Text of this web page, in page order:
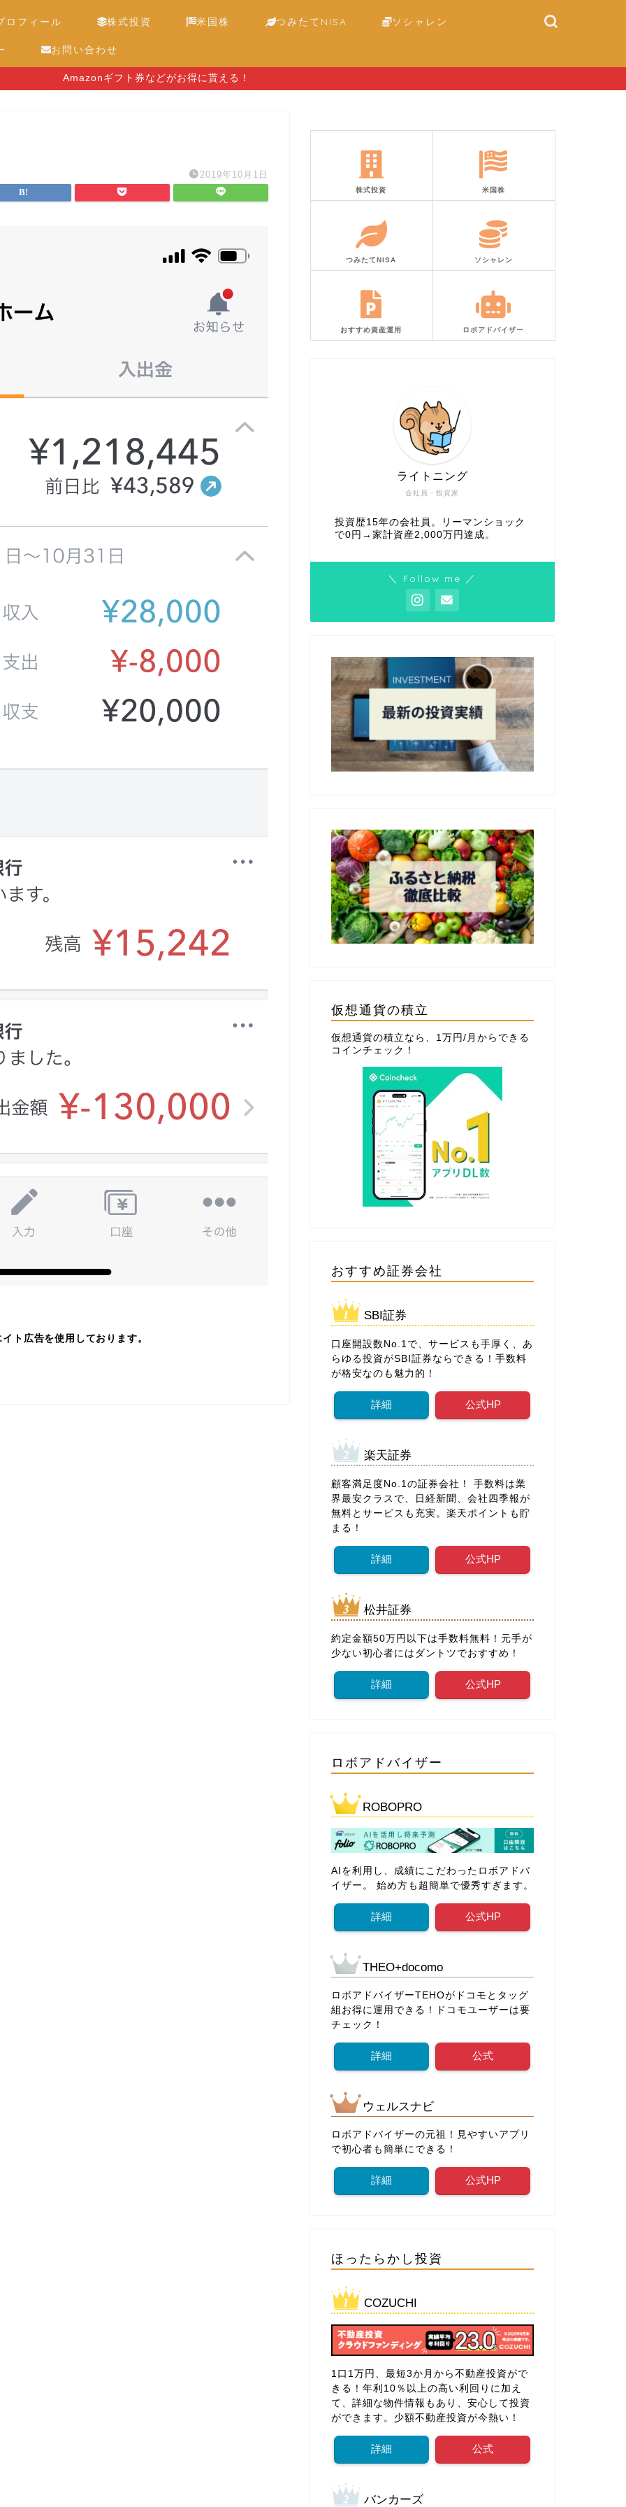
ロフィール 株式投資 米国株 つみたてNISA ソシャレン
お問い合わせ
Amazonギフト券などがお得に貰える！
2019年10月1日
ト広告を使用しております。
株式投資 米国株
つみたてNISA ソシャレン
おすすめ資産運用 ロボアドバイザー
会社員・投資家
ライトニング
投資歴15年の会社員。リーマンショック
で0円→家計資産2,000万円達成。
＼ Follow me ／
仮想通貨の積立
仮想通貨の積立なら、1万円/月からできる
コインチェック ！
おすすめ証券会社
SBI証券
口座開設数No.1で、サービスも手厚く、あ
らゆる投資がSBI証券ならできる！手数料
が格安なのも魅力的！
詳細 公式HP
楽天証券
顧客満足度No.1の証券会社！ 手数料は業
界最安クラスで、日経新聞、会社四季報が
無料とサービスも充実。楽天ポイントも貯
まる！
詳細 公式HP
松井証券
約定金額50万円以下は手数料無料！元手が
少ない初心者にはダントツでおすすめ！
詳細 公式HP
ロボアドバイザー
ROBOPRO
AIを利用し、成績にこだわったロボアドバ
イザー。 始め方も超簡単で優秀すぎます。
詳細 公式HP
THEO+docomo
ロボアドバイザーTEHOがドコモとタッグ
組お得に運用できる！ドコモユーザーは要
チェック！
詳細 公式
ウェルスナビ
ロボアドバイザーの元祖！見やすいアプリ
で初心者も簡単にできる！
詳細 公式HP
ほったらかし投資
COZUCHI
1口1万円、最短3か月から不動産投資がで
きる！年利10％以上の高い利回りに加え
て、詳細な物件情報もあり、安心して投資
ができます。少額不動産投資が今熱い！
詳細 公式
バンカーズ